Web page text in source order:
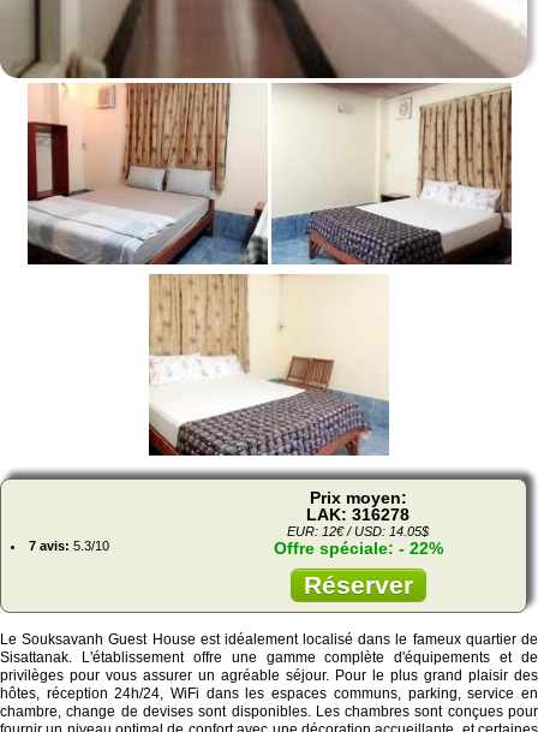
7 avis: 5.3/10
Prix moyen:
LAK: 316278
EUR: 12€ / USD: 14.05$
Offre spéciale: - 22%
Réserver
Le Souksavanh Guest House est idéalement localisé dans le fameux quartier de
Sisattanak. L'établissement offre une gamme complète d'équipements et de
privilèges pour vous assurer un agréable séjour. Pour le plus grand plaisir des
hôtes, réception 24h/24, WiFi dans les espaces communs, parking, service en
chambre, change de devises sont disponibles. Les chambres sont conçues pour